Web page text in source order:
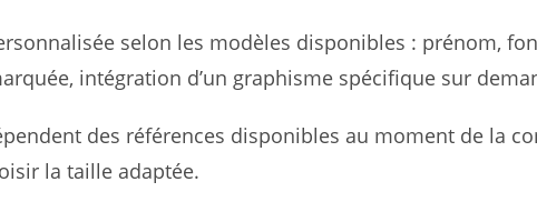
selon les modèles disponibles : prénom,
intégration d’un graphisme spécifique sur
des références disponibles au moment de la
la taille adaptée.